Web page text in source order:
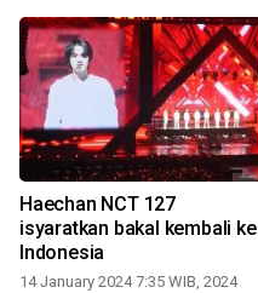
Haechan NCT 127
isyaratkan bakal kembali ke
Indonesia
14 January 2024 7:35 WIB, 2024